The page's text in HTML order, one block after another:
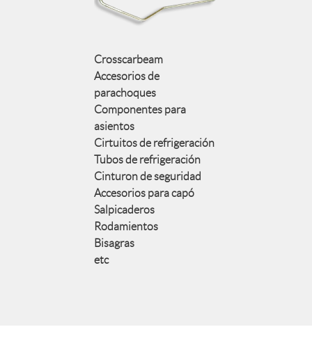
Crosscarbeam
Accesorios de
parachoques
Componentes para
asientos
Cirtuitos de refrigeración
Tubos de refrigeración
Cinturon de seguridad
Accesorios para capó
Salpicaderos
Rodamientos
Bisagras
etc